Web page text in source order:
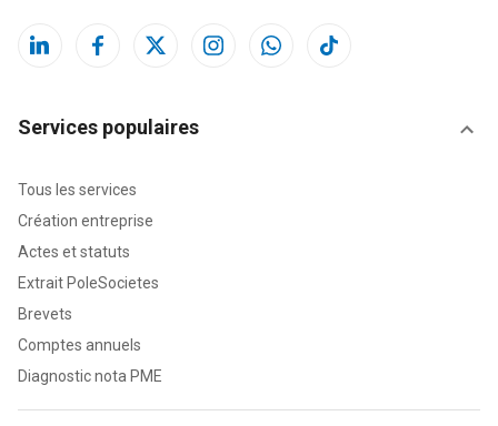
Services populaires
Tous les services
Création entreprise
Actes et statuts
Extrait PoleSocietes
Brevets
Comptes annuels
Diagnostic nota PME